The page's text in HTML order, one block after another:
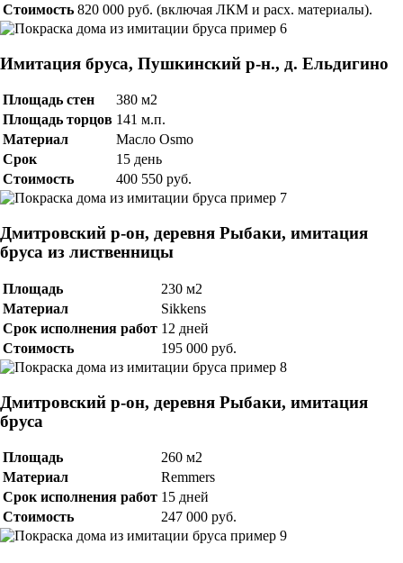
Стоимость 820 000 руб. (включая ЛКМ и расх. материалы).
Имитация бруса, Пушкинский р-н., д. Ельдигино
Площадь стен
380 м2
Площадь торцов 141 м.п.
Материал
Масло Osmo
Срок
15 день
Стоимость
400 550 руб.
Дмитровский р-он, деревня Рыбаки, имитация
бруса из лиственницы
Площадь
230 м2
Материал
Sikkens
Срок исполнения работ 12 дней
Стоимость
195 000 руб.
Дмитровский р-он, деревня Рыбаки, имитация
бруса
Площадь
260 м2
Материал
Remmers
Срок исполнения работ 15 дней
Стоимость
247 000 руб.